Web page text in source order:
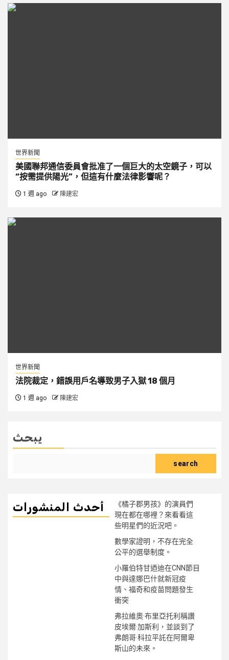
世界新聞
美國聯邦通信委員會批准了一個巨大的太空鏡子，可以
“按需提供陽光”，但這有什麼法律影響呢？
1 週 ago 陳建宏
世界新聞
法院裁定，錯誤用戶名導致男子入獄 18 個月
1 週 ago 陳建宏
يبحث
search
أحدث المنشورات
《橘子郡男孩》的演員們
現在都在哪裡？來看看這
些明星們的近況吧。
數學家證明，不存在完全
公平的選舉制度。
小羅伯特甘迺迪在CNN節目
中與達娜巴什就新冠疫
情、福奇和疫苗問題發生
衝突
弗拉維奧·布里亞托利稱讚
皮埃爾·加斯利，並談到了
弗朗哥·科拉平託在阿爾卑
斯山的未來。